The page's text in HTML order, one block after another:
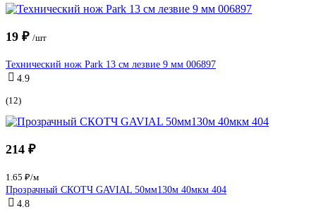
19 ₽ /шт
Технический нож Park 13 см лезвие 9 мм 006897
4.9
(12)
214 ₽
1.65 ₽/м
Прозрачный СКОТЧ GAVIAL 50мм130м 40мкм 404
4.8